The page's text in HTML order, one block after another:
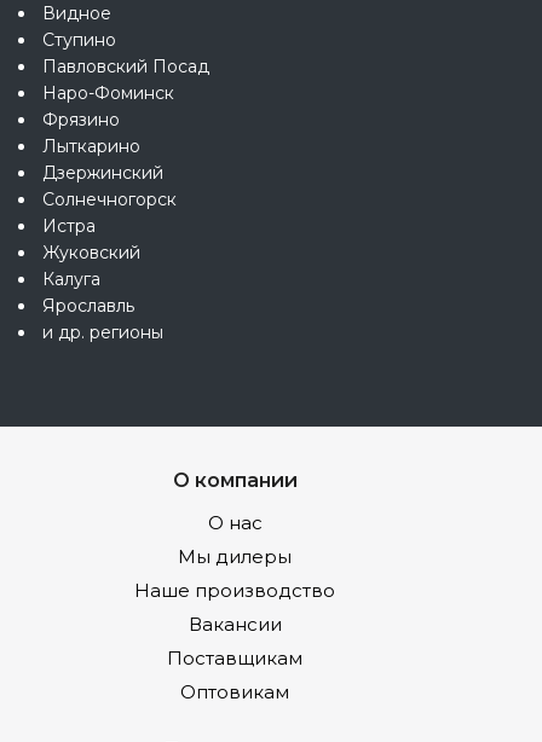
Видное
Ступино
Павловский Посад
Наро-Фоминск
Фрязино
Лыткарино
Дзержинский
Солнечногорск
Истра
Жуковский
Калуга
Ярославль
и др. регионы
О компании
О нас
Мы дилеры
Наше производство
Вакансии
Поставщикам
Оптовикам